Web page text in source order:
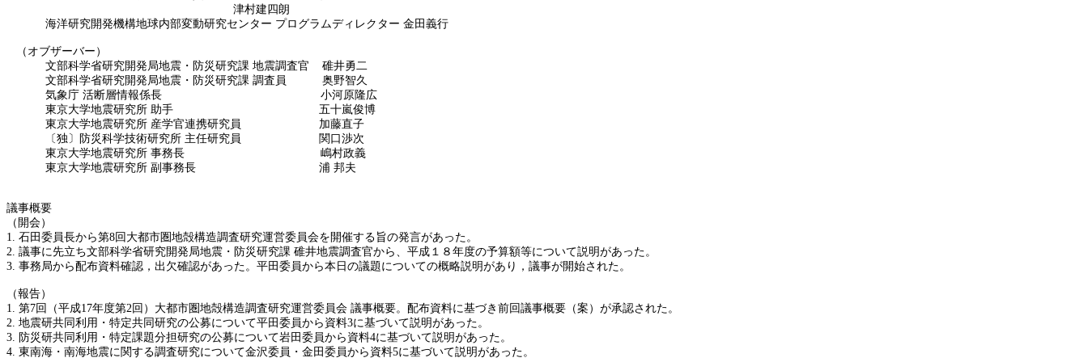
津村建四朗
海洋研究開発機構地球内部変動研究センター プログラムディレクター 金田義行
（オブザーバー）
文部科学省研究開発局地震・防災研究課 地震調査官
碓井勇二
文部科学省研究開発局地震・防災研究課 調査員
奥野智久
気象庁 活断層情報係長
小河原隆広
東京大学地震研究所 助手
五十嵐俊博
東京大学地震研究所 産学官連携研究員
加藤直子
〔独〕防災科学技術研究所 主任研究員
関口渉次
東京大学地震研究所 事務長
嶋村政義
東京大学地震研究所 副事務長 浦 邦夫
議事概要
（開会）
1. 石田委員長から第8回大都市圏地殻構造調査研究運営委員会を開催する旨の発言があった。
2. 議事に先立ち文部科学省研究開発局地震・防災研究課 碓井地震調査官から、平成１８年度の予算額等について説明があった。
3. 事務局から配布資料確認，出欠確認があった。平田委員から本日の議題についての概略説明があり，議事が開始された。
（報告）
1. 第7回（平成17年度第2回）大都市圏地殻構造調査研究運営委員会 議事概要。配布資料に基づき前回議事概要（案）が承認された。
2. 地震研共同利用・特定共同研究の公募について平田委員から資料3に基づいて説明があった。
3. 防災研共同利用・特定課題分担研究の公募について岩田委員から資料4に基づいて説明があった。
4. 東南海・南海地震に関する調査研究について金沢委員・金田委員から資料5に基づいて説明があった。